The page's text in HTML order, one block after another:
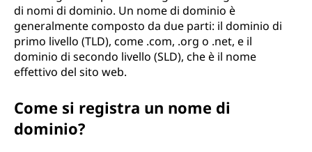
di nomi di dominio. Un nome di dominio è
generalmente composto da due parti: il dominio di
primo livello (TLD), come .com, .org o .net, e il
dominio di secondo livello (SLD), che è il nome
effettivo del sito web.
Come si registra un nome di
dominio?